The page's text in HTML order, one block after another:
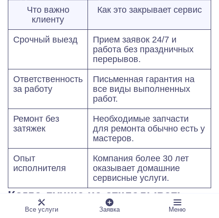
Что важно
клиенту
Как это закрывает сервис
Срочный выезд
Прием заявок 24/7 и
работа без праздничных
перерывов.
Ответственность
за работу
Письменная гарантия на
все виды выполненных
работ.
Ремонт без
затяжек
Необходимые запчасти
для ремонта обычно есть у
мастеров.
Опыт
исполнителя
Компания более 30 лет
оказывает домашние
сервисные услуги.
Когда лучше не откладывать
вызов
Все услуги Заявка Меню